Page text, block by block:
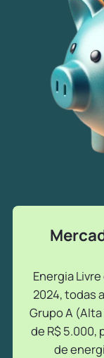
Energia
2024, todas
Grupo A
de R$ 5.000,
de